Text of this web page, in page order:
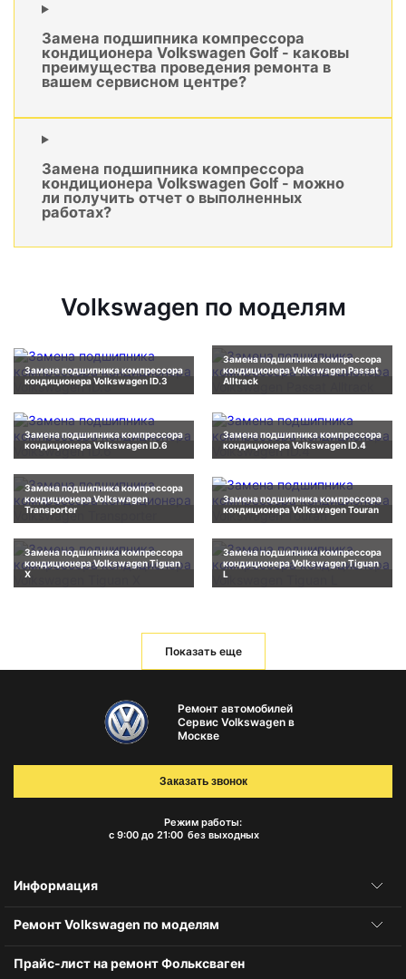
Замена подшипника компрессора
кондиционера Volkswagen Golf - каковы
преимущества проведения ремонта в
вашем сервисном центре?
Замена подшипника компрессора
кондиционера Volkswagen Golf - можно
ли получить отчет о выполненных
работах?
Volkswagen по моделям
Замена подшипника компрессора
кондиционера Volkswagen ID.3
Замена подшипника компрессора
кондиционера Volkswagen Passat
Alltrack
Замена подшипника компрессора
кондиционера Volkswagen ID.6
Замена подшипника компрессора
кондиционера Volkswagen ID.4
Замена подшипника компрессора
кондиционера Volkswagen
Transporter
Замена подшипника компрессора
кондиционера Volkswagen Touran
Замена подшипника компрессора
кондиционера Volkswagen Tiguan
X
Замена подшипника компрессора
кондиционера Volkswagen Tiguan
L
Показать еще
Ремонт автомобилей
Сервис Volkswagen в
Москве
Режим работы:
с 9:00 до 21:00 без выходных
Заказать звонок
Информация
Ремонт Volkswagen по моделям
Прайс-лист на ремонт Фольксваген